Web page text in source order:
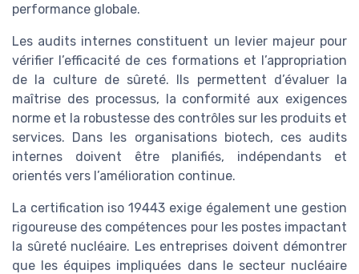
performance globale.
Les audits internes constituent un levier majeur pour
vérifier l’efficacité de ces formations et l’appropriation
de la culture de sûreté. Ils permettent d’évaluer la
maîtrise des processus, la conformité aux exigences
norme et la robustesse des contrôles sur les produits et
services. Dans les organisations biotech, ces audits
internes doivent être planifiés, indépendants et
orientés vers l’amélioration continue.
La certification iso 19443 exige également une gestion
rigoureuse des compétences pour les postes impactant
la sûreté nucléaire. Les entreprises doivent démontrer
que les équipes impliquées dans le secteur nucléaire